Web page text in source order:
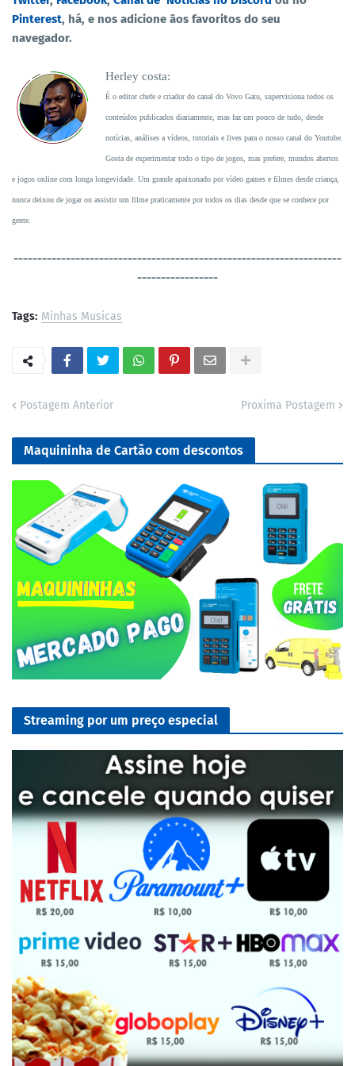
Pinterest, há, e nos adicione ãos favoritos do seu
navegador.
Herley costa:
É o editor chefe e criador do canal do Vovo Gatu, supervisiona todos os
conteúdos publicados diariamente, mas faz um pouco de tudo, desde
notícias, análises a vídeos, tutoriais e lives para o nosso canal do Youtube.
Gosta de experimentar todo o tipo de jogos, mas prefere, mundos abertos
e jogos online com longa longevidade. Um grande apaixonado por vídeo games e filmes desde criança,
nunca deixou de jogar ou assistir um filme praticamente por todos os dias desde que se conhece por
gente.
---------------------------------------------------------------------
-----------------
Tags: Minhas Musicas
Postagem Anterior Proxima Postagem
Maquininha de Cartão com descontos
Streaming por um preço especial